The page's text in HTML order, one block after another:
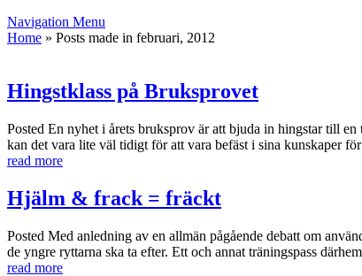
Navigation Menu
Home » Posts made in februari, 2012
Hingstklass på Bruksprovet
Posted En nyhet i årets bruksprov är att bjuda in hingstar till
kan det vara lite väl tidigt för att vara befäst i sina kunskaper
read more
Hjälm & frack = fräckt
Posted Med anledning av en allmän pågående debatt om
de yngre ryttarna ska ta efter. Ett och annat träningspass
read more